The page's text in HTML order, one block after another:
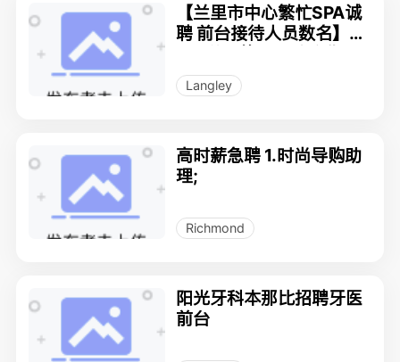
【兰里市中心繁忙SPA诚
聘 前台接待人员数名】全
期有效
Langley
高时薪急聘 1.时尚导购助
理;
Richmond
阳光牙科本那比招聘牙医
前台